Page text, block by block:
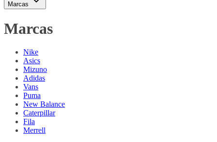
Marcas
Marcas
Nike
Asics
Mizuno
Adidas
Vans
Puma
New Balance
Caterpillar
Fila
Merrell